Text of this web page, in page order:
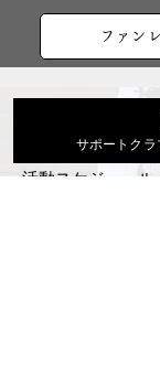
ファン
大地あきおオフ
Youtube
活動スケジュール
サポートク